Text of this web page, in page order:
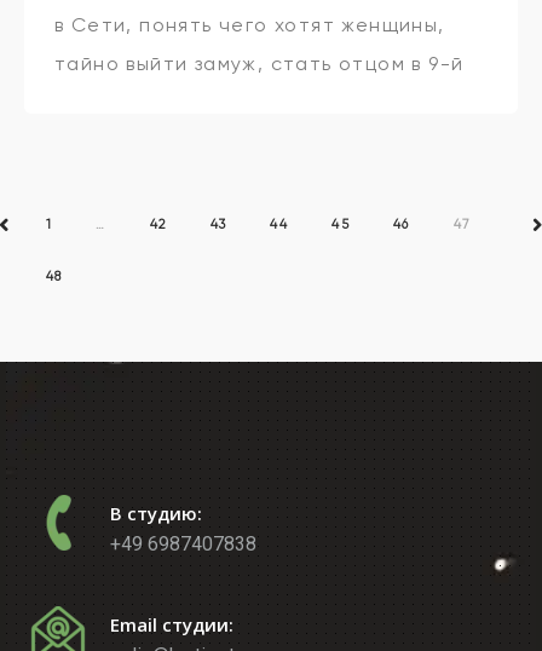
в Сети, понять чего хотят женщины,
тайно выйти замуж, стать отцом в 9-й
PREV1 … 42 43 44 45 46 47
48
В студию:
+49 6987407838
Email студии: